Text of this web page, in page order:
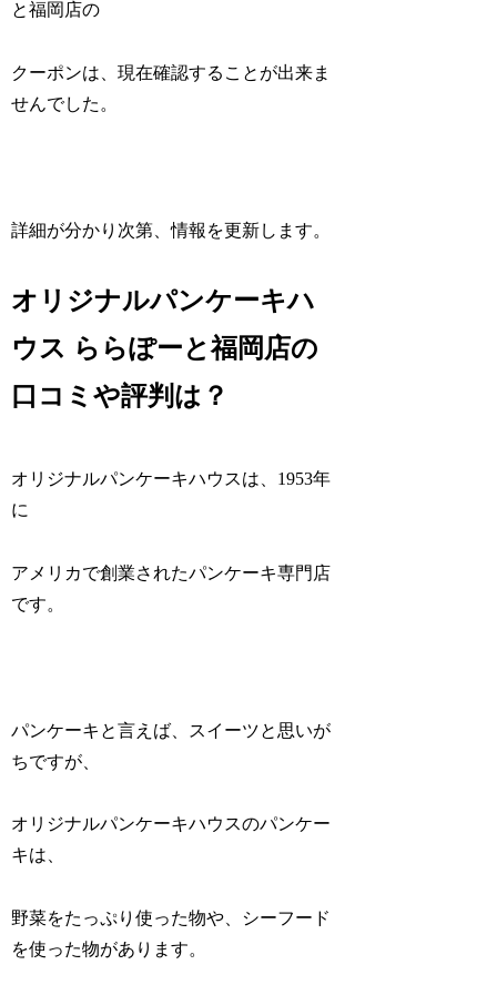
と福岡店の
クーポンは、現在確認することが出来ま
せんでした。
詳細が分かり次第、情報を更新します。
オリジナルパンケーキハ
ウス ららぽーと福岡店の
口コミや評判は？
オリジナルパンケーキハウスは、1953年
に
アメリカで創業されたパンケーキ専門店
です。
パンケーキと言えば、スイーツと思いが
ちですが、
オリジナルパンケーキハウスのパンケー
キは、
野菜をたっぷり使った物や、シーフード
を使った物があります。